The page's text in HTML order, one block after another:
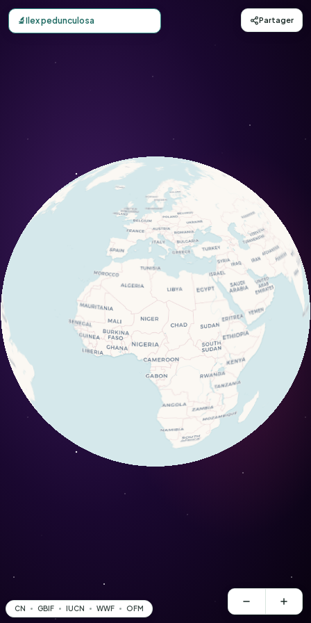
Carte d'observation du Ilex pedunculosa (Ilex
🔬Ilex pedunculosa Partager
CN GBIF IUCN WWF OFM